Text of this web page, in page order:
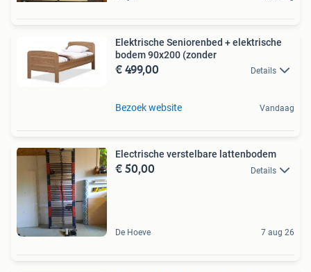
Elektrische Seniorenbed + elektrische
bodem 90x200 (zonder
€ 499,00 Details
Bezoek website Vandaag
Electrische verstelbare lattenbodem
€ 50,00 Details
De Hoeve 7 aug 26